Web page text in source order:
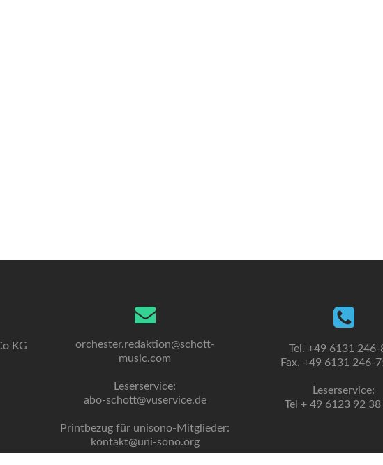
KG
orchester.redaktion@schott-
music.com
Leserservice:
abo-schott@vuservice.de
Printbezug für unisono-Mitglieder:
kontakt@uni-sono.org
Tel. +49 6131 246-
Fax. +49 6131 246-
Leserservice:
Tel + 49 6123 92